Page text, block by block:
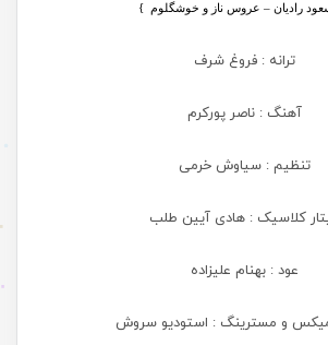
رادیان – عروس ناز و خوشگلوم }
ترانه : فروغ شرف
آهنگ : ناصر پورکرم
تنظیم : سیاوش خرمی
کلاسیک : هادی آیین طلب
عود : بهنام علیزاده
و مسترینگ : استودیو سروش